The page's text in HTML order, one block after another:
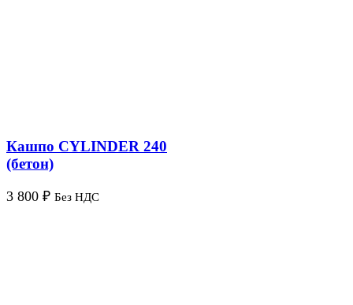
Кашпо CYLINDER 240
(бетон)
3 800 ₽ Без НДС